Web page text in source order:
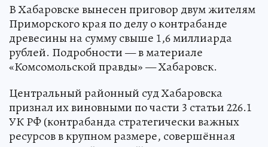
В Хабаровске вынесен приговор двум жителям
Приморского края по делу о контрабанде
древесины на сумму свыше 1,6 миллиарда
рублей. Подробности — в материале
«Комсомольской правды» — Хабаровск.
Центральный районный суд Хабаровска
признал их виновными по части 3 статьи 226.1
УК РФ (контрабанда стратегически важных
ресурсов в крупном размере, совершённая